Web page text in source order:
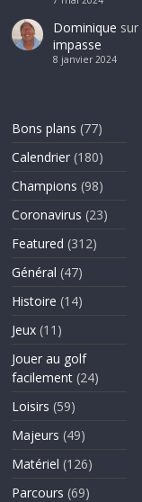
Dominique sur
impasse
8 janvier 2024
Bons plans (77)
Calendrier (180)
Champions (98)
Coronavirus (23)
Featured (312)
Général (47)
Histoire (14)
Jeux (11)
Jouer au golf
facilement (24)
Loisirs (59)
Majeurs (49)
Matériel (126)
Parcours (69)